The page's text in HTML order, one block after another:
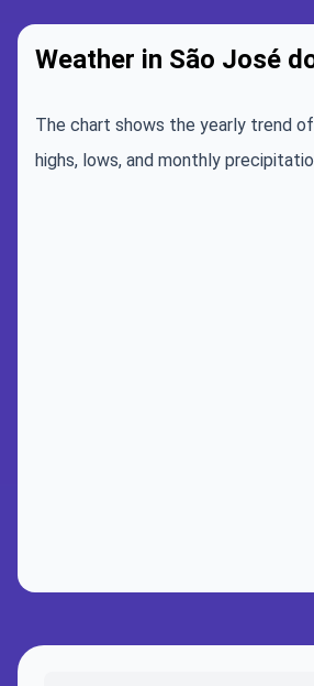
Weather in São José
The chart shows the yearly trend
highs, lows, and monthly